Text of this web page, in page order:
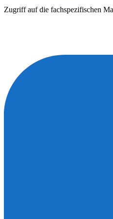
Zugriff auf die fachspezifischen